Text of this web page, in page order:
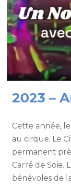
2023 –
Cette année,
au cirque. Le
permanent
Carré de Soie.
bénévoles de